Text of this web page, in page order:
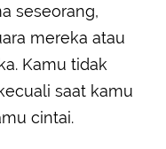
seseorang,
mereka atau
Kamu tidak
saat kamu
cintai.